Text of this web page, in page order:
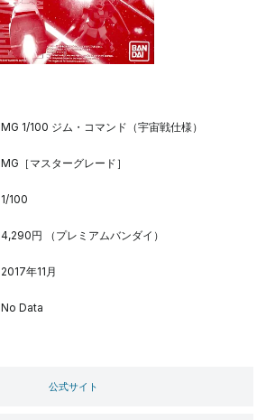
MG 1/100 ジム・コマンド（宇宙戦仕様）
MG［マスターグレード］
1/100
4,290円 （プレミアムバンダイ）
2017年11月
No Data
公式サイト